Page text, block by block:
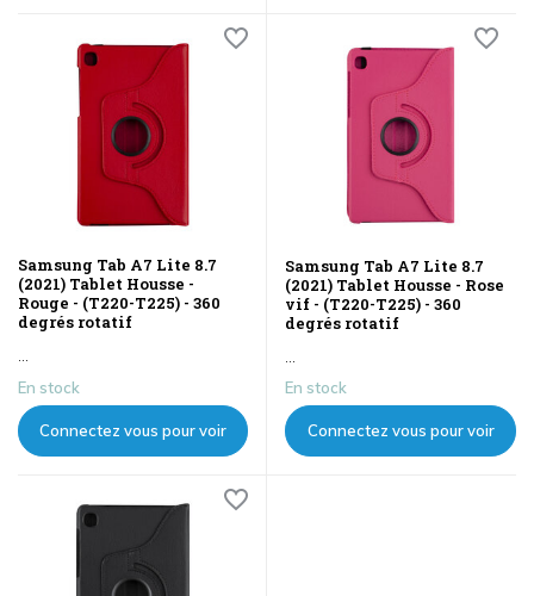
Samsung Tab A7 Lite 8.7
(2021) Tablet Housse -
Rouge - (T220-T225) - 360
degrés rotatif
...
En stock
Connectez vous pour voir
Samsung Tab A7 Lite 8.7
(2021) Tablet Housse - Rose
vif - (T220-T225) - 360
degrés rotatif
...
En stock
Connectez vous pour voir